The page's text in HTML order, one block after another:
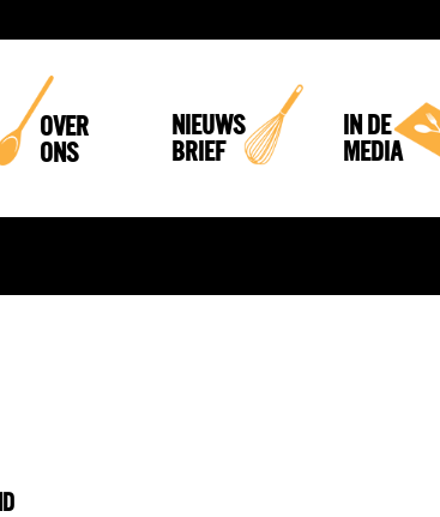
OVER
ONS
NIEUWS
BRIEF
IN DE
MEDIA